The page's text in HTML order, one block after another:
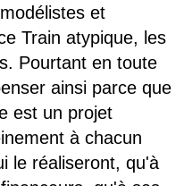
et
Train atypique, les
Pourtant en toute
ainsi parce que
est un projet
à chacun
le réaliseront, qu'à